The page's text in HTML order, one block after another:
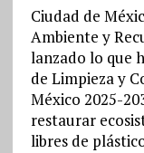
Ciudad de
Ambiente y
lanzado lo que
de Limpieza y
México 2025-
restaurar
libres de